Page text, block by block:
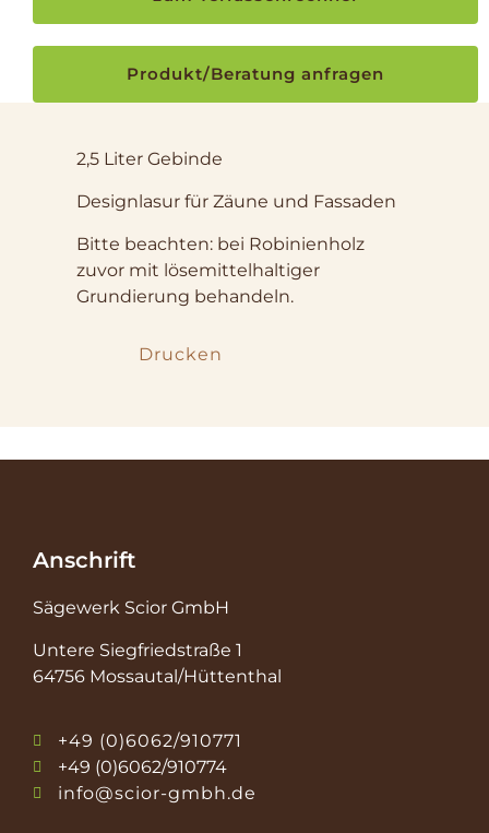
Produkt/Beratung anfragen
2,5 Liter Gebinde
Designlasur für Zäune und Fassaden
Bitte beachten: bei Robinienholz
zuvor mit lösemittelhaltiger
Grundierung behandeln.
Drucken
Anschrift
Sägewerk Scior GmbH
Untere Siegfriedstraße 1
64756 Mossautal/Hüttenthal
+49 (0)6062/910771
+49 (0)6062/910774
info@scior-gmbh.de